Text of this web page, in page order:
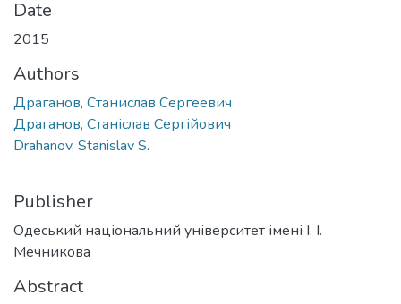
Date
2015
Authors
Драганов, Станислав Сергеевич
Драганов, Станіслав Сергійович
Drahanov, Stanislav S.
Publisher
Одеський національний університет імені І. І.
Мечникова
Abstract